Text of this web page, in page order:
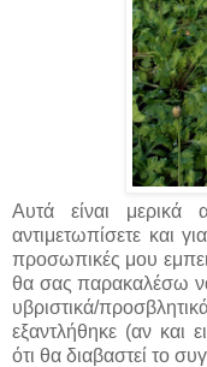
Αυτά είναι
αντιμετωπίσετε και
προσωπικές μου
θα σας παρακαλέσω να
υβριστικά/
εξαντλήθηκε (αν και
ότι θα διαβαστεί το